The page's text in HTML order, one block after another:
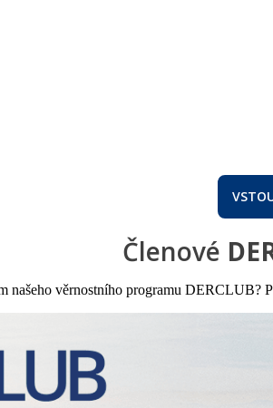
Členové
našeho věrnostního programu DERCLUB?